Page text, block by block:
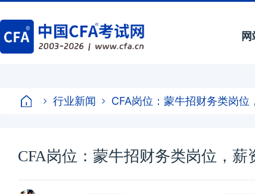
行业新闻 CFA岗位：蒙牛招财务类岗位
CFA岗位：蒙牛招财务类岗位，薪